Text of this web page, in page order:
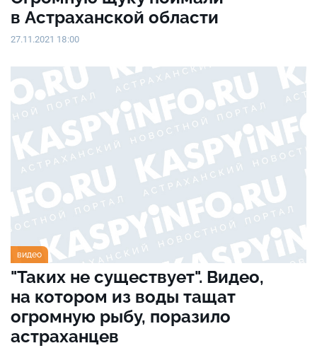
в Астраханской области
27.11.2021 18:00
видео
"Таких не существует". Видео,
на котором из воды тащат
огромную рыбу, поразило
астраханцев